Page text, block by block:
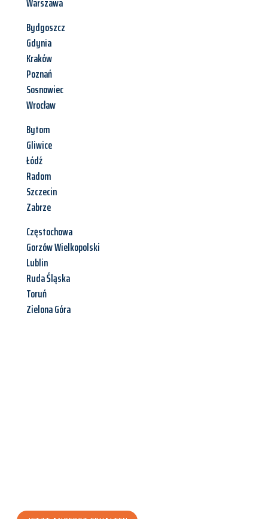
Bydgoszcz
Gdynia
Kraków
Poznań
Sosnowiec
Wrocław
Bytom
Gliwice
Łódź
Radom
Szczecin
Zabrze
Częstochowa
Gorzów Wielkopolski
Lublin
Ruda Śląska
Toruń
Zielona Góra